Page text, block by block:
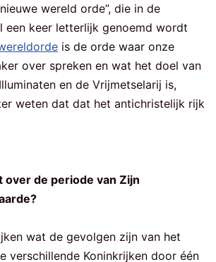
wereld orde”, die in de
een keer letterlijk genoemd wordt
is de orde waar onze
over spreken en wat het doel van
en de Vrijmetselarij is,
weten dat dat het antichristelijk rijk
over de periode van Zijn
wat de gevolgen zijn van het
verschillende Koninkrijken door één